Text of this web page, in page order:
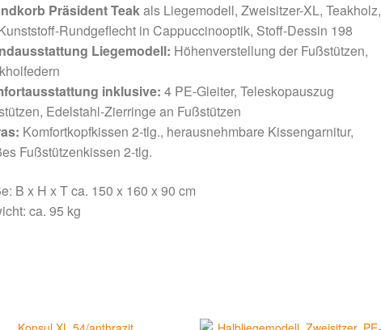
Präsident Teakals Liegemodell, Zweisitzer-XL, Teakholz,
Rundgeflecht in Cappuccinooptik, Stoff-Dessin 198
Liegemodell: Höhenverstellung der Fußstützen,
inklusive: 4 PE-Gleiter, Teleskopauszug
Edelstahl-Zierringe an Fußstützen
Komfortkopfkissen 2-tlg., herausnehmbare Kissengarnitur,
Fußstützenkissen 2-tlg.
B x H x T ca. 150 x 160 x 90 cm
ca. 95 kg